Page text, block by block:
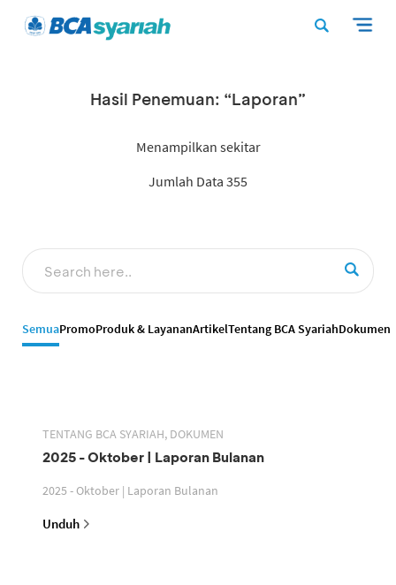
Hasil Penemuan: “Laporan”
Menampilkan sekitar
Jumlah Data 355
SemuaPromoProduk & LayananArtikelTentang BCA SyariahDokumen
TENTANG BCA SYARIAH, DOKUMEN
2025 - Oktober | Laporan Bulanan
2025 - Oktober | Laporan Bulanan
Unduh